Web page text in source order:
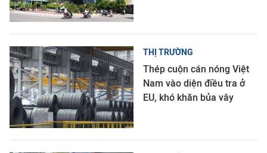
THỊ TRƯỜNG
Thép cuộn cán nóng Việt
Nam vào diện điều tra ở
EU, khó khăn bủa vây